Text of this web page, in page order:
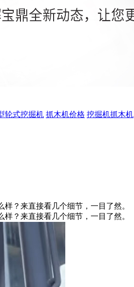
轮式挖掘机 抓木机价格 挖掘机抓木机
？来直接看几个细节，一目了然。
？来直接看几个细节，一目了然。